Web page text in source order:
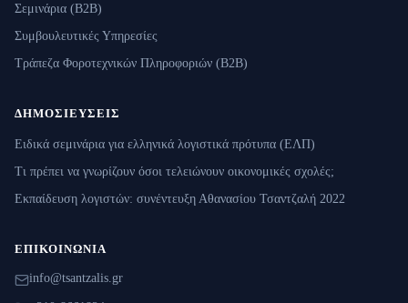
Σεμινάρια (B2B)
Συμβουλευτικές Υπηρεσίες
Τράπεζα Φοροτεχνικών Πληροφοριών (B2B)
ΔΗΜΟΣΙΕΎΣΕΙΣ
Ειδικά σεμινάρια για ελληνικά λογιστικά πρότυπα (ΕΛΠ)
Τι πρέπει να γνωρίζουν όσοι τελειώνουν οικονομικές σχολές;
Εκπαίδευση λογιστών: συνέντευξη Αθανασίου Τσαντζαλή 2022
ΕΠΙΚΟΙΝΩΝΊΑ
info@tsantzalis.gr